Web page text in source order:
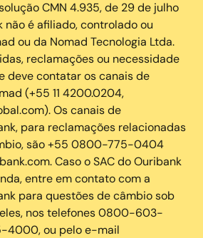
CMN 4.935, de 29 de julho
não é afiliado, controlado ou
ou da Nomad Tecnologia Ltda.
reclamações ou necessidade
deve contatar os canais de
(+55 11 4200.0204,
Os canais de
para reclamações relacionadas
são +55 0800-775-0404
Caso o SAC do Ouribank
entre em contato com a
para questões de câmbio sob
nos telefones 0800-603-
ou pelo e-mail